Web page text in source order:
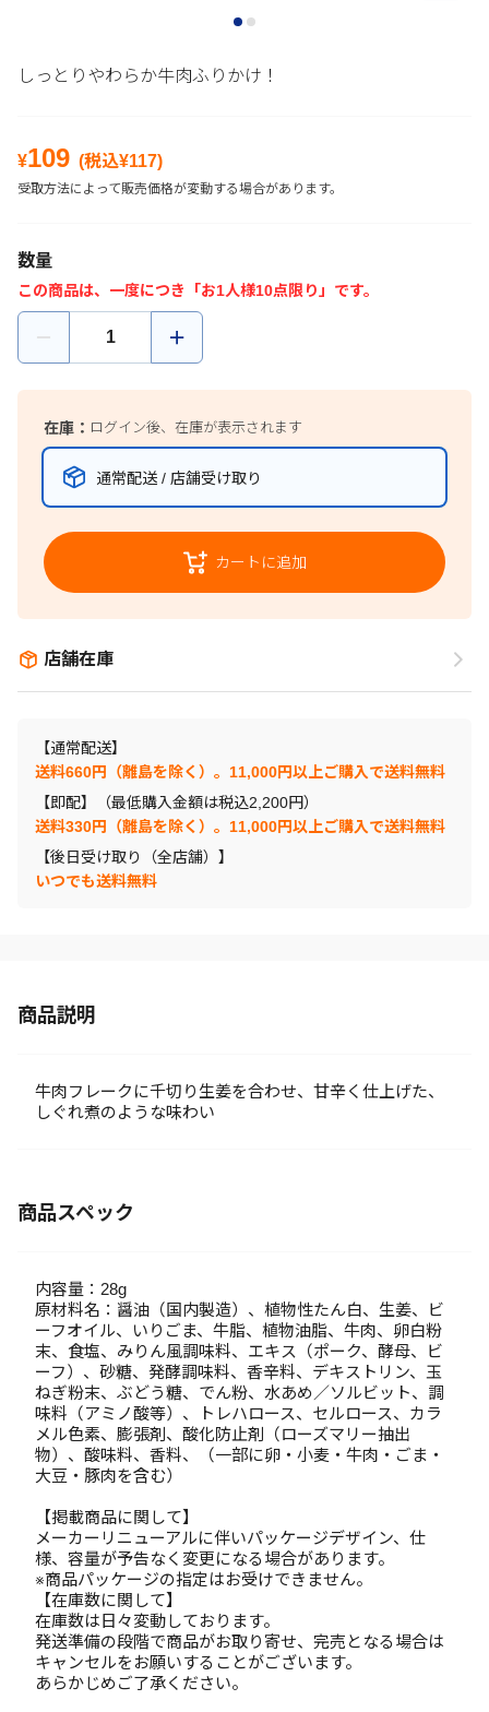
しっとりやわらか牛肉ふりかけ！
¥109 (税込¥117)
受取方法によって販売価格が変動する場合があります。
数量
この商品は、一度につき「お1人様10点限り」です。
在庫： ログイン後、在庫が表示されます
通常配送 / 店舗受け取り
カートに追加
店舗在庫
【通常配送】
送料660円（離島を除く）。11,000円以上ご購入で送料無料
【即配】（最低購入金額は税込2,200円）
送料330円（離島を除く）。11,000円以上ご購入で送料無料
【後日受け取り（全店舗）】
いつでも送料無料
商品説明
牛肉フレークに千切り生姜を合わせ、甘辛く仕上げた、
しぐれ煮のような味わい
商品スペック
内容量：28g
原材料名：醤油（国内製造）、植物性たん白、生姜、ビ
ーフオイル、いりごま、牛脂、植物油脂、牛肉、卵白粉
末、食塩、みりん風調味料、エキス（ポーク、酵母、ビ
ーフ）、砂糖、発酵調味料、香辛料、デキストリン、玉
ねぎ粉末、ぶどう糖、でん粉、水あめ／ソルビット、調
味料（アミノ酸等）、トレハロース、セルロース、カラ
メル色素、膨張剤、酸化防止剤（ローズマリー抽出
物）、酸味料、香料、（一部に卵・小麦・牛肉・ごま・
大豆・豚肉を含む）
【掲載商品に関して】
メーカーリニューアルに伴いパッケージデザイン、仕
様、容量が予告なく変更になる場合があります。
※商品パッケージの指定はお受けできません。
【在庫数に関して】
在庫数は日々変動しております。
発送準備の段階で商品がお取り寄せ、完売となる場合は
キャンセルをお願いすることがございます。
あらかじめご了承ください。